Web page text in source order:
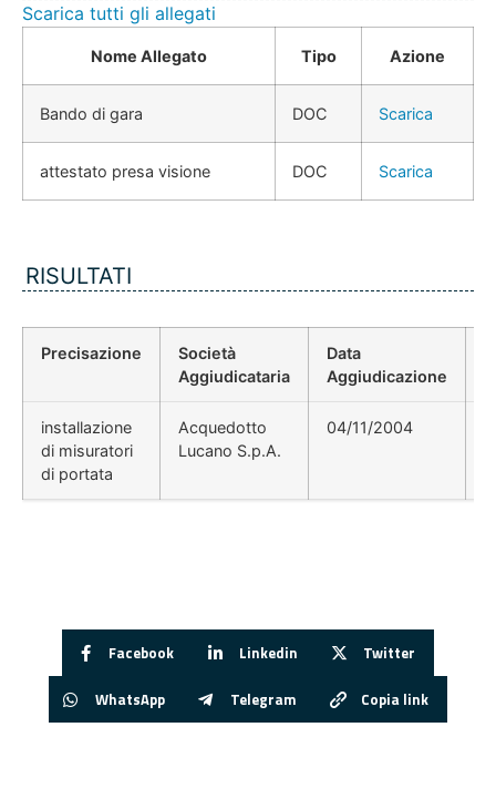
Scarica tutti gli allegati
Nome Allegato Tipo Azione
Bando di gara DOC Scarica
attestato presa visione DOC Scarica
RISULTATI
Precisazione
Società
Aggiudicataria
Data
Aggiudicazione
installazione
di misuratori
di portata
Acquedotto
Lucano S.p.A.
04/11/2004
Facebook Linkedin Twitter
WhatsApp Telegram Copia link